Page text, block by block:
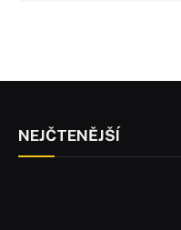
NEJČTENĚJŠÍ